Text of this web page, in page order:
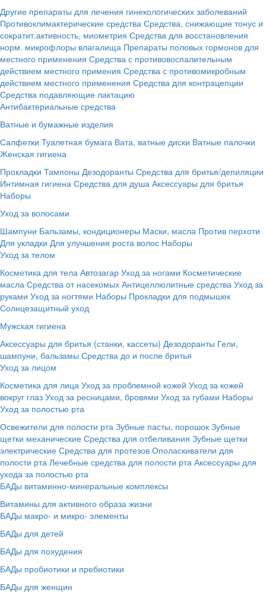
Другие препараты для лечения гинекологических заболеваний
Противоклимактерические средства Средства, снижающие тонус и
сократит.активность, миометрия Средства для восстановления
норм. микрофлоры влагалища Препараты половых гормонов для
местного применения Средства с противовоспалительным
действием местного примения Средства с противомикробным
действием местного применения Средства для контрацепции
Средства подавляющие лактацию
Антибактериальные средства
Ватные и бумажные изделия
Салфетки Туалетная бумага Вата, ватные диски Ватные палочки
Женская гигиена
Прокладки Тампоны Дезодоранты Средства для бритья/депиляции
Интимная гигиена Средства для душа Аксессуары для бритья
Наборы
Уход за волосами
Шампуни Бальзамы, кондиционеры Маски, масла Против перхоти
Для укладки Для улучшения роста волос Наборы
Уход за телом
Косметика для тела Автозагар Уход за ногами Косметические
масла Средства от насекомых Антицеллюлитные средства Уход за
руками Уход за ногтями Наборы Прокладки для подмышек
Солнцезащитный уход
Мужская гигиена
Аксессуары для бритья (станки, кассеты) Дезодоранты Гели,
шампуни, бальзамы Средства до и после бритья
Уход за лицом
Косметика для лица Уход за проблемной кожей Уход за кожей
вокруг глаз Уход за ресницами, бровями Уход за губами Наборы
Уход за полостью рта
Освежители для полости рта Зубные пасты, порошок Зубные
щетки механические Средства для отбеливания Зубные щетки
электрические Средства для протезов Ополаскиватели для
полости рта Лечебные средства для полости рта Аксессуары для
ухода за полостью рта
БАДы витаминно-минеральные комплексы
Витамины для активного образа жизни
БАДы макро- и микро- элементы
БАДы для детей
БАДы для похудения
БАДы пробиотики и пребиотики
БАДы для женщин